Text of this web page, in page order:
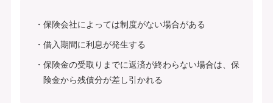
保険会社によっては制度がない場合がある
借入期間に利息が発生する
保険金の受取りまでに返済が終わらない場合は、保
険金から残債分が差し引かれる